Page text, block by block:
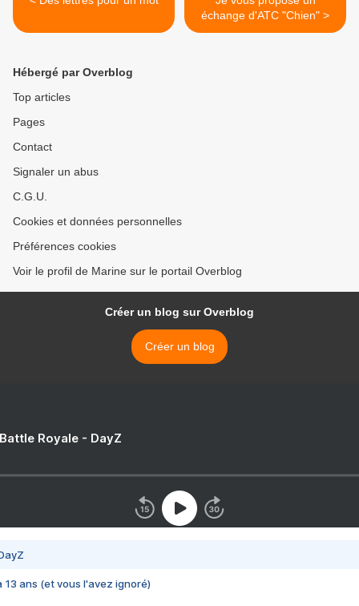
échange d'ATC "Chien" >
Hébergé par Overblog
Top articles
Pages
Contact
Signaler un abus
C.G.U.
Cookies et données personnelles
Préférences cookies
Voir le profil de Marine sur le portail Overblog
Créer un blog sur Overblog
Créer un blog
Royale - DayZ
13 ans (et vous l'avez ignoré)